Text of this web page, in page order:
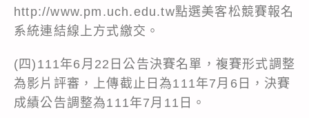
http://www.pm.uch.edu.tw點選美客松競賽報名
系統連結線上方式繳交。
(四)111年6月22日公告決賽名單，複賽形式調整
為影片評審，上傳截止日為111年7月6日，決賽
成績公告調整為111年7月11日。